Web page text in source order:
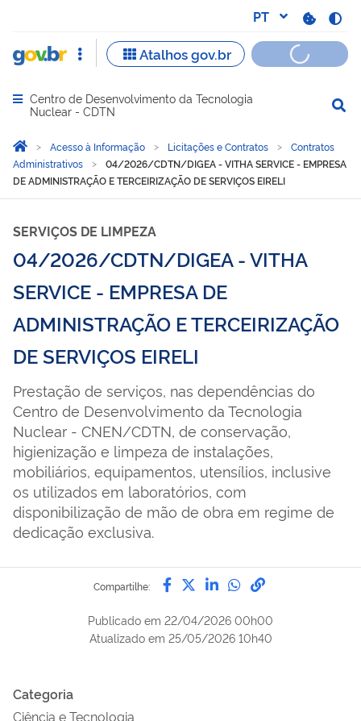
Abrir menu principal de navegação
Centro de Desenvolvimento da Tecnologia
Nuclear - CDTN
Você está aqui:
Página Inicial
Acesso à Informação Licitações e Contratos
Contratos
Administrativos
04/2026/CDTN/DIGEA - VITHA SERVICE - EMPRESA
DE ADMINISTRAÇÃO E TERCEIRIZAÇÃO DE SERVIÇOS EIRELI
SERVIÇOS DE LIMPEZA
04/2026/CDTN/DIGEA - VITHA
SERVICE - EMPRESA DE
ADMINISTRAÇÃO E TERCEIRIZAÇÃO
DE SERVIÇOS EIRELI
Prestação de serviços, nas dependências do
Centro de Desenvolvimento da Tecnologia
Nuclear - CNEN/CDTN, de conservação,
higienização e limpeza de instalações,
mobiliários, equipamentos, utensílios, inclusive
os utilizados em laboratórios, com
disponibilização de mão de obra em regime de
dedicação exclusiva.
Compartilhe: Compartilhe por Facebook
Compartilhe por Twitter
Compartilhe por
Compartilhe
link para
Publicado em 22/04/2026 00h00
Atualizado em 25/05/2026 10h40
Categoria
Ciência e Tecnologia